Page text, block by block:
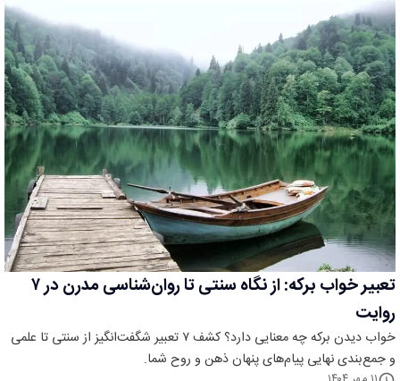
تعبیر خواب برکه: از نگاه سنتی تا روان‌شناسی مدرن در ۷
روایت
خواب دیدن برکه چه معنایی دارد؟ کشف ۷ تعبیر شگفت‌انگیز از سنتی تا علمی
و جمع‌بندی نهایی پیام‌های پنهان ذهن و روح شما.